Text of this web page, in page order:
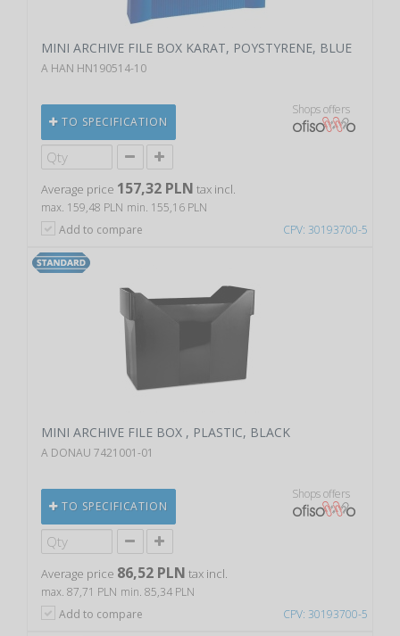
CPV: 30193700-5
MINI ARCHIVE FILE BOX KARAT, POYSTYRENE, BLUE
A HAN HN190514-10
TO SPECIFICATION
Shops offers
Average price 157,32 PLN tax incl.
max. 159,48 PLN min. 155,16 PLN
Add to compare
CPV: 30193700-5
MINI ARCHIVE FILE BOX , PLASTIC, BLACK
A DONAU 7421001-01
TO SPECIFICATION
Shops offers
Average price 86,52 PLN tax incl.
max. 87,71 PLN min. 85,34 PLN
Add to compare